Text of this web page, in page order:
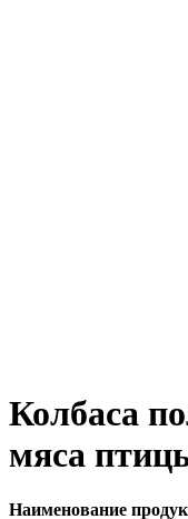
Колбаса
мяса
Наименование